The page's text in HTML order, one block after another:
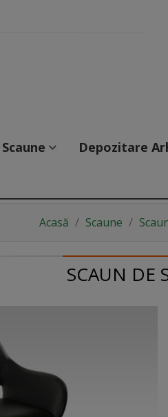
Scaune Depozitare
Acasă / Scaune /
SCAUN DE